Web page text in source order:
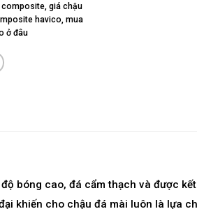
composite giá chậu
havico, mua
ở đâu
bóng cao, đá cẩm thạch và được kết
khiến cho chậu đá mài luôn là lựa